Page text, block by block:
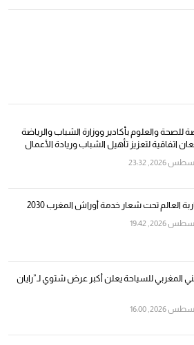
للصحة والعلوم بأكادير ووزارة الشباب والرياضة
اتفاقية لتعزيز تأهيل الشباب وريادة الأعمال
العالم تحت شعار خدمة أوراش المغرب 2030
المغربي للسياحة يعلن أكبر عرض شتوي لـ”رايان